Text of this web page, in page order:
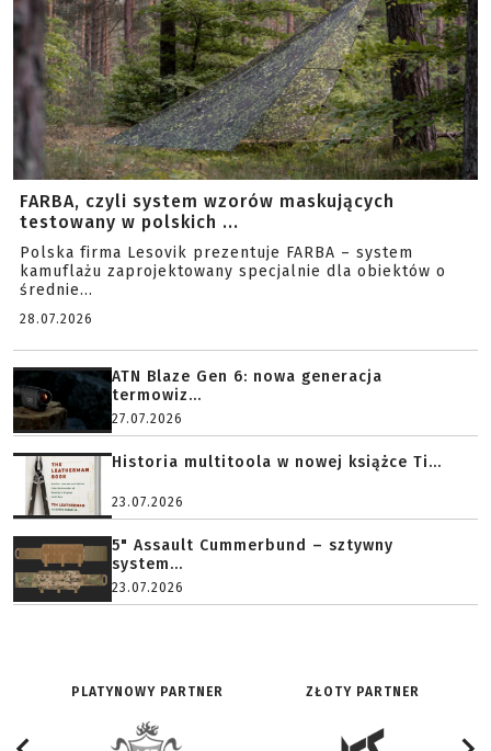
FARBA, czyli system wzorów maskujących
testowany w polskich ...
Polska firma Lesovik prezentuje FARBA – system
kamuflażu zaprojektowany specjalnie dla obiektów o
średnie...
28.07.2026
ATN Blaze Gen 6: nowa generacja
termowiz...
27.07.2026
Historia multitoola w nowej książce Ti...
23.07.2026
5" Assault Cummerbund – sztywny
system...
23.07.2026
PLATYNOWY PARTNER ZŁOTY PARTNER